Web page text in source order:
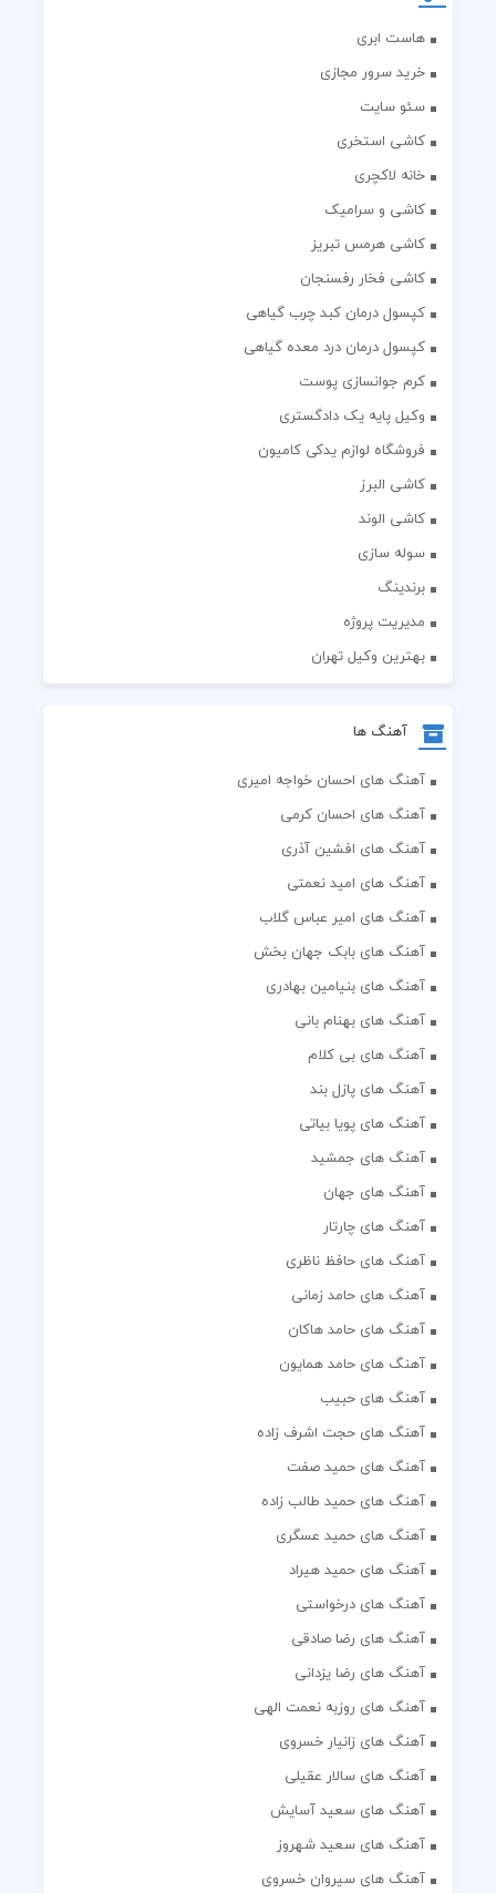
هاست ابری
خرید سرور مجازی
سئو سایت
کاشی استخری
خانه لاکچری
کاشی و سرامیک
کاشی هرمس تبریز
کاشی فخار رفسنجان
کپسول درمان کبد چرب گیاهی
کپسول درمان درد معده گیاهی
کرم جوانسازی پوست
وکیل پایه یک دادگستری
فروشگاه لوازم یدکی کامیون
کاشی البرز
کاشی الوند
سوله سازی
برندینگ
مدیریت پروژه
بهترین وکیل تهران
آهنگ ها
آهنگ های احسان خواجه امیری
آهنگ های احسان کرمی
آهنگ های افشین آذری
آهنگ های امید نعمتی
آهنگ های امیر عباس گلاب
آهنگ های بابک جهان بخش
آهنگ های بنیامین بهادری
آهنگ های بهنام بانی
آهنگ های بی کلام
آهنگ های پازل بند
آهنگ های پویا بیاتی
آهنگ های جمشید
آهنگ های جهان
آهنگ های چارتار
آهنگ های حافظ ناظری
آهنگ های حامد زمانی
آهنگ های حامد هاکان
آهنگ های حامد همایون
آهنگ های حبیب
آهنگ های حجت اشرف زاده
آهنگ های حمید صفت
آهنگ های حمید طالب زاده
آهنگ های حمید عسگری
آهنگ های حمید هیراد
آهنگ های درخواستی
آهنگ های رضا صادقی
آهنگ های رضا یزدانی
آهنگ های روزبه نعمت الهی
آهنگ های زانیار خسروی
آهنگ های سالار عقیلی
آهنگ های سعید آسایش
آهنگ های سعید شهروز
آهنگ های سیروان خسروی